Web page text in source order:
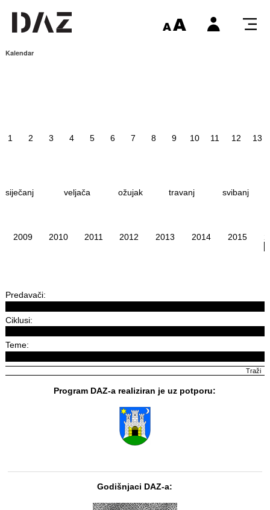
Kalendar
1 2 3 4 5 6 7 8 9 10 11 12 13
siječanj veljača ožujak travanj svibanj
2009 2010 2011 2012 2013 2014 2015
Predavači:
Ciklusi:
Teme:
Program DAZ-a realiziran je uz potporu:
Godišnjaci DAZ-a: